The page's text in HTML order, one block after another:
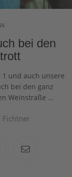
bei den
und auch unsere
bei den ganz
Weinstraße ...
Fichtner